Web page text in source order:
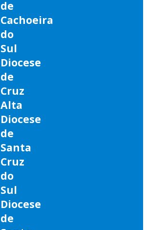
de
Cachoeira
do
Sul
Diocese
de
Cruz
Alta
Diocese
de
Santa
Cruz
do
Sul
Diocese
de